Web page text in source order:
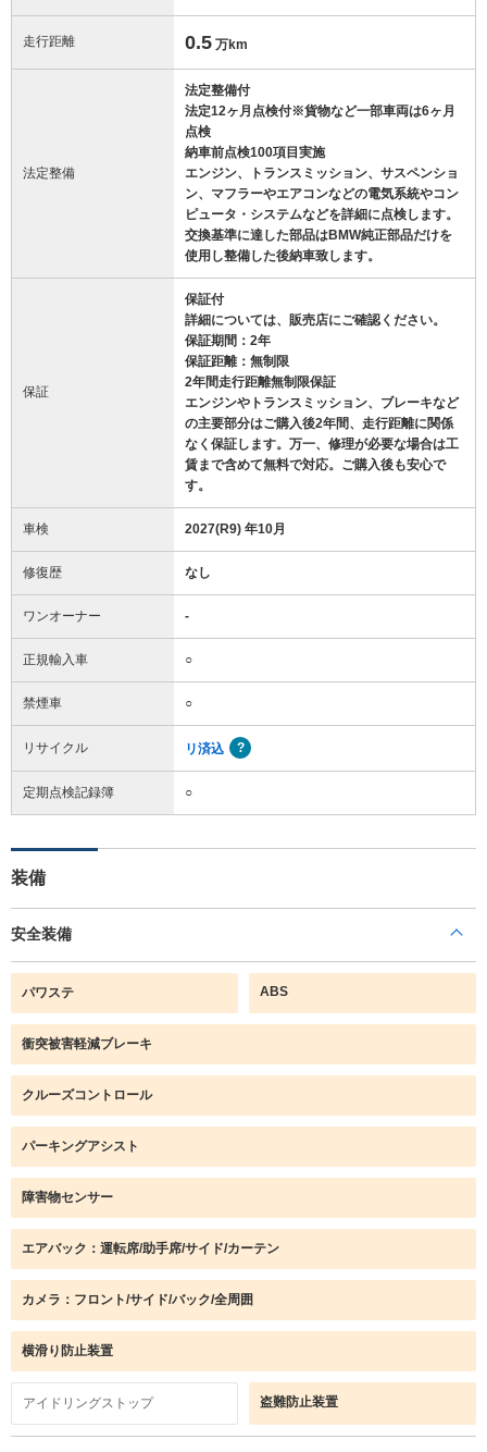
走行距離 0.5 万km
法定整備
法定整備付
法定12ヶ月点検付※貨物など一部車両は6ヶ月
点検
納車前点検100項目実施
エンジン、トランスミッション、サスペンショ
ン、マフラーやエアコンなどの電気系統やコン
ピュータ・システムなどを詳細に点検します。
交換基準に達した部品はBMW純正部品だけを
使用し整備した後納車致します。
保証
保証付
詳細については、販売店にご確認ください。
保証期間：2年
保証距離：無制限
2年間走行距離無制限保証
エンジンやトランスミッション、ブレーキなど
の主要部分はご購入後2年間、走行距離に関係
なく保証します。万一、修理が必要な場合は工
賃まで含めて無料で対応。ご購入後も安心で
す。
車検 2027(R9) 年10月
修復歴 なし
ワンオーナー -
正規輸入車 ○
禁煙車 ○
リサイクル リ済込
定期点検記録簿 ○
装備
安全装備
パワステ ABS
衝突被害軽減ブレーキ
クルーズコントロール
パーキングアシスト
障害物センサー
エアバック：運転席/助手席/サイド/カーテン
カメラ：フロント/サイド/バック/全周囲
横滑り防止装置
アイドリングストップ 盗難防止装置